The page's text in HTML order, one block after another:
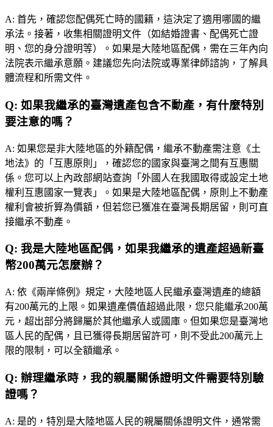
A: 首先，確認您配偶死亡時的國籍，這決定了適用哪國的繼
承法。接著，收集相關證明文件（如結婚證書、配偶死亡證
明、您的身分證明等）。如果是大陸地區配偶，需在三年內向
法院表示繼承意願。建議您先向法院或專業律師諮詢，了解具
體流程和所需文件。
Q: 如果我繼承的臺灣遺產包含不動產，有什麼特別
要注意的嗎？
A: 如果您是非大陸地區的外籍配偶，繼承不動產需注意《土
地法》的「互惠原則」，確認您的國家與臺灣之間有互惠關
係。您可以上內政部網站查詢「外國人在我國取得或設定土地
權利互惠國家一覽表」。如果是大陸地區配偶，原則上不動產
權利會被折算為價額，但若您已獲准在臺灣長期居留，則可直
接繼承不動產。
Q: 我是大陸地區配偶，如果我繼承的遺產超過新臺
幣200萬元怎麼辦？
A: 依《兩岸條例》規定，大陸地區人民繼承臺灣遺產的總額
有200萬元的上限。如果遺產價值超過此限，您只能繼承200萬
元，超出部分將歸屬於其他繼承人或國庫。但如果您是臺灣地
區人民的配偶，且已獲得長期居留許可，則不受此200萬元上
限的限制，可以全額繼承。
Q: 辦理繼承時，我的親屬關係證明文件需要特別驗
證嗎？
A: 是的，特別是大陸地區人民的親屬關係證明文件，通常需